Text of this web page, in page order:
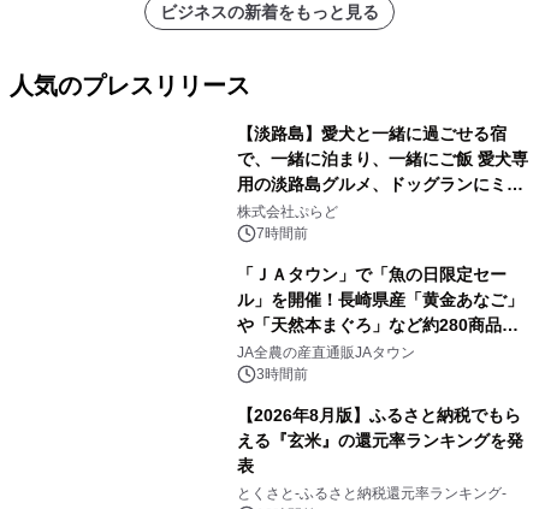
ビジネスの新着をもっと見る
人気のプレスリリース
【淡路島】愛犬と一緒に過ごせる宿
で、一緒に泊まり、一緒にご飯 愛犬専
用の淡路島グルメ、ドッグランにミニ
プール グランピングとトレーラーハウ
スの2施設で
株式会社ぷらど
7時間前
「ＪＡタウン」で「魚の日限定セー
ル」を開催！長崎県産「黄金あなご」
や「天然本まぐろ」など約280商品を
販売！～毎月１０日の定例企画～
JA全農の産直通販JAタウン
3時間前
【2026年8月版】ふるさと納税でもら
える『玄米』の還元率ランキングを発
表
とくさと-ふるさと納税還元率ランキング-